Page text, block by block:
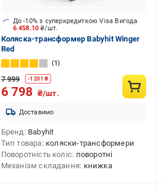
6 458.10₴/шт.
До -10% з суперкредиткою Visa Вигода
Коляска-трансформер Babyhit Winger
Red
1
7 999 -1 201 ₴
6 798 ₴/шт.
Доставимо
Бренд Babyhit
Тип товара коляски-трансформери
Поворотність коліс поворотні
Механізм складання книжка